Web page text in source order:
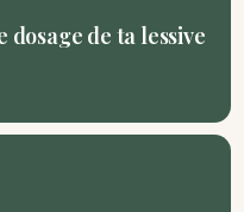
de ta lessive